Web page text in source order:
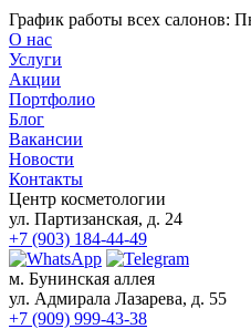
Мелирование
График работы всех салонов:
О нас
Услуги
Акции
Портфолио
Блог
Вакансии
Новости
Контакты
Центр косметологии
ул. Партизанская, д. 24
+7 (903) 184-44-49
м. Бунинская аллея
ул. Адмирала Лазарева, д. 55
+7 (909) 999-43-38